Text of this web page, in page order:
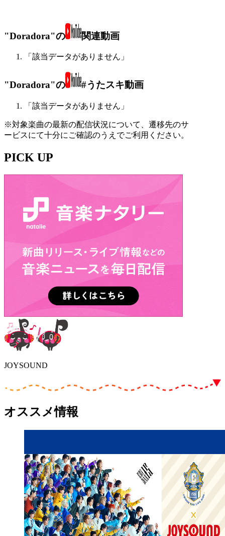
"Doradora"の 関連動画
「該当データがありません」
"Doradora"の #うたスキ動画
「該当データがありません」
※対象楽曲の最新の配信状況について、遷移先のサ
ービスにて十分にご確認のうえでご利用ください。
PICK UP
JOYSOUND
オススメ情報